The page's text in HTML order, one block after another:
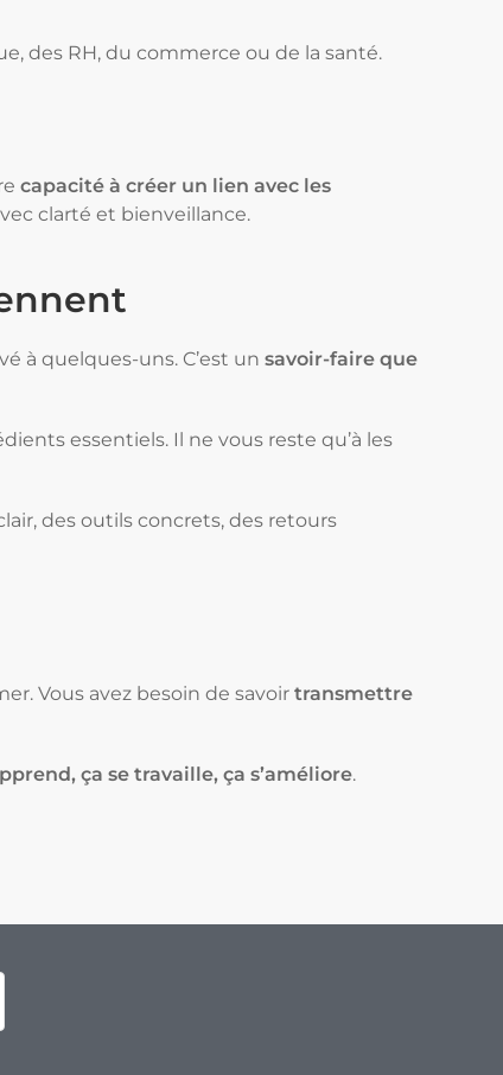
des RH, du commerce ou de la santé.
capacité à créer un lien avec les
clarté et bienveillance.
à quelques-uns. C’est un savoir-faire que
essentiels. Il ne vous reste qu’à les
des outils concrets, des retours
Vous avez besoin de savoir transmettre
ça se travaille, ça s’améliore.